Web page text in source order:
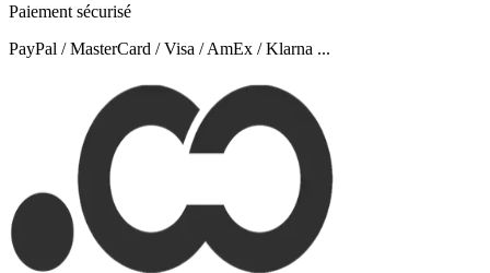
Paiement sécurisé
PayPal / MasterCard / Visa / AmEx / Klarna ...